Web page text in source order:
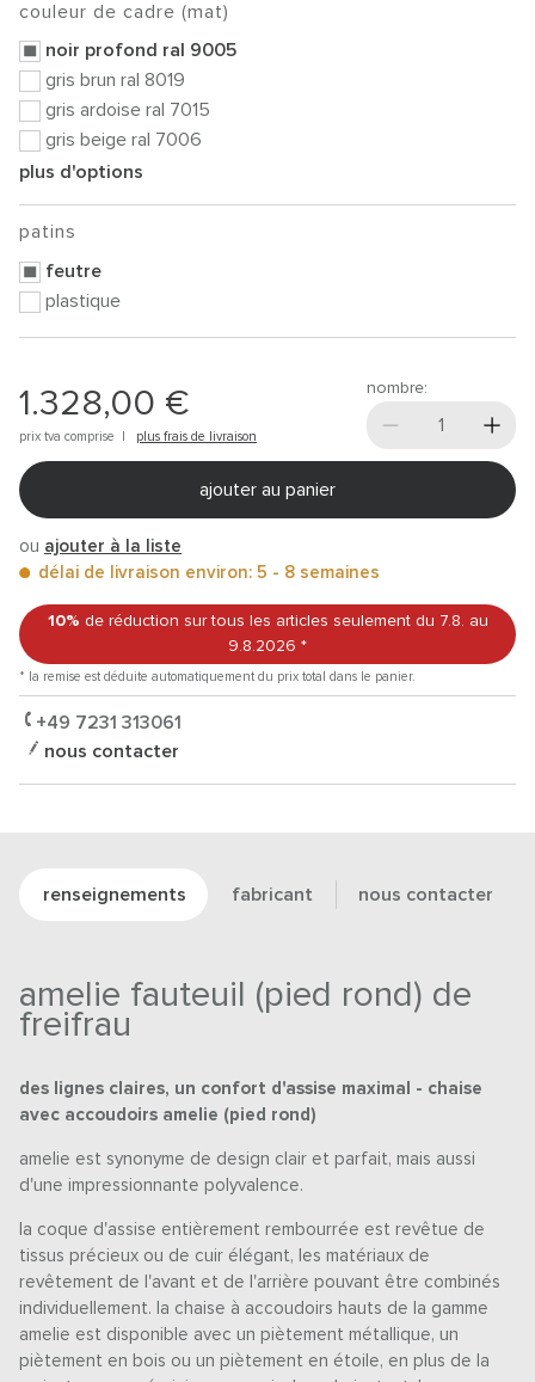
couleur de cadre (mat)
noir profond ral 9005
gris brun ral 8019
gris ardoise ral 7015
gris beige ral 7006
plus d'options
patins
feutre
plastique
1.328,00 €
prix tva comprise | plus frais de livraison
nombre:
ajouter au panier
ou ajouter à la liste
délai de livraison environ: 5 - 8 semaines
10% de réduction sur tous les articles seulement du 7.8. au
9.8.2026 *
* la remise est déduite automatiquement du prix total dans le panier.
+49 7231 313061
nous contacter
renseignements fabricant nous contacter
amelie fauteuil (pied rond) de
freifrau
des lignes claires, un confort d'assise maximal - chaise
avec accoudoirs amelie (pied rond)
amelie est synonyme de design clair et parfait, mais aussi
d'une impressionnante polyvalence.
la coque d'assise entièrement rembourrée est revêtue de
tissus précieux ou de cuir élégant, les matériaux de
revêtement de l'avant et de l'arrière pouvant être combinés
individuellement. la chaise à accoudoirs hauts de la gamme
amelie est disponible avec un piètement métallique, un
piètement en bois ou un piètement en étoile, en plus de la